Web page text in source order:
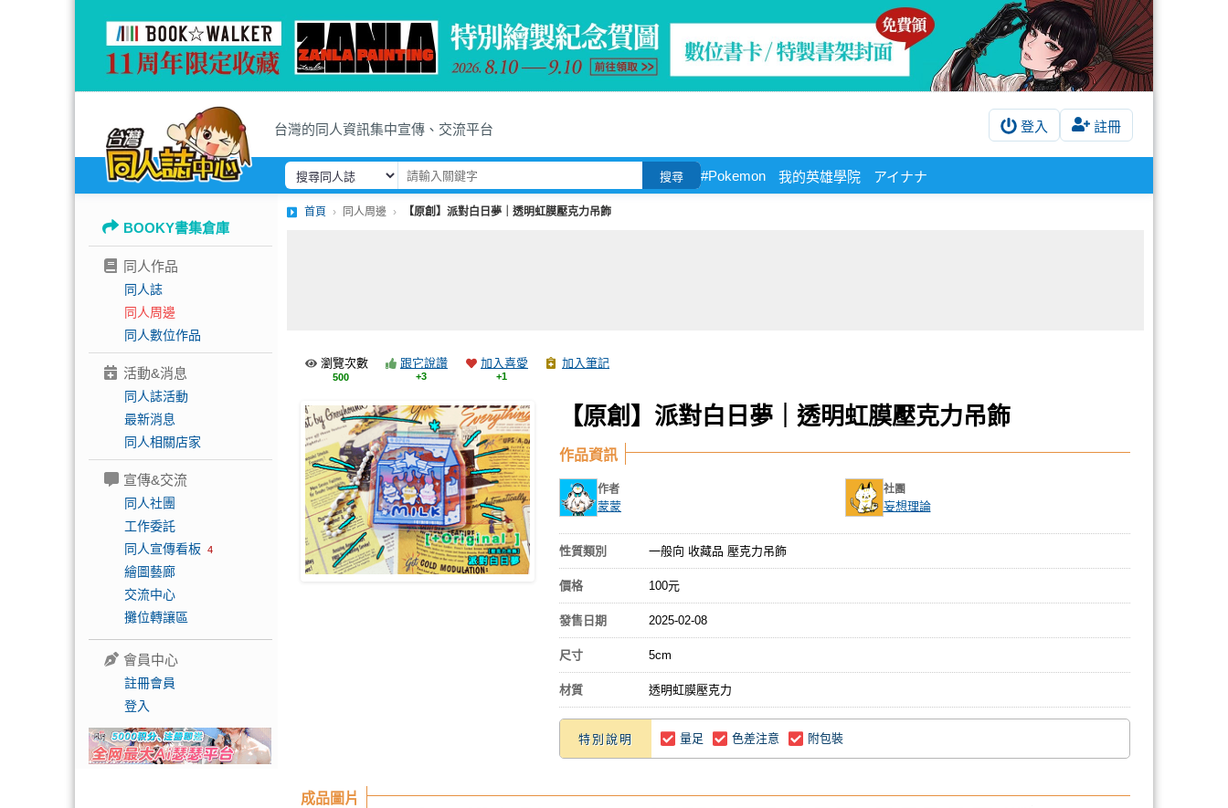
台灣的同人資訊集中宣傳、交流平台 登入 註冊
搜尋 #Pokemon 我的英雄學院 アイナナ
BOOKY書集倉庫
同人作品
同人誌
同人周邊
同人數位作品
活動&消息
同人誌活動
最新消息
同人相關店家
宣傳&交流
同人社團
工作委託
同人宣傳看板 4
繪圖藝廊
交流中心
攤位轉讓區
會員中心
註冊會員
登入
首頁 同人周邊 【原創】派對白日夢｜透明虹膜壓克力吊飾
瀏覽次數
500
跟它說讚
+3
加入喜愛
+1
加入筆記
【原創】派對白日夢｜透明虹膜壓克力吊飾
作品資訊
作者
蒙蒙
社團
妄想理論
性質類別 一般向 收藏品 壓克力吊飾
價格 100元
發售日期 2025-02-08
尺寸 5cm
材質 透明虹膜壓克力
特別說明 量足 色差注意 附包裝
成品圖片